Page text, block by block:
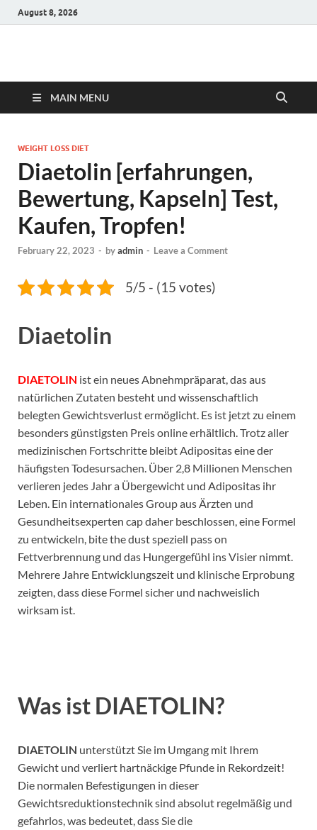
August 8, 2026
Hulk Supplements
MAIN MENU
WEIGHT LOSS DIET
Diaetolin [erfahrungen,
Bewertung, Kapseln] Test,
Kaufen, Tropfen!
February 22, 2023 - byadmin - Leave a Comment
5/5 - (15 votes)
Diaetolin
DIAETOLIN ist ein neues Abnehmpräparat, das aus
natürlichen Zutaten besteht und wissenschaftlich
belegten Gewichtsverlust ermöglicht. Es ist jetzt zu einem
besonders günstigsten Preis online erhältlich. Trotz aller
medizinischen Fortschritte bleibt Adipositas eine der
häufigsten Todesursachen. Über 2,8 Millionen Menschen
verlieren jedes Jahr a Übergewicht und Adipositas ihr
Leben. Ein internationales Group aus Ärzten und
Gesundheitsexperten cap daher beschlossen, eine Formel
zu entwickeln, bite the dust speziell pass on
Fettverbrennung und das Hungergefühl ins Visier nimmt.
Mehrere Jahre Entwicklungszeit und klinische Erprobung
zeigten, dass diese Formel sicher und nachweislich
wirksam ist.
Was ist DIAETOLIN?
DIAETOLIN unterstützt Sie im Umgang mit Ihrem
Gewicht und verliert hartnäckige Pfunde in Rekordzeit!
Die normalen Befestigungen in dieser
Gewichtsreduktionstechnik sind absolut regelmäßig und
gefahrlos, was bedeutet, dass Sie die